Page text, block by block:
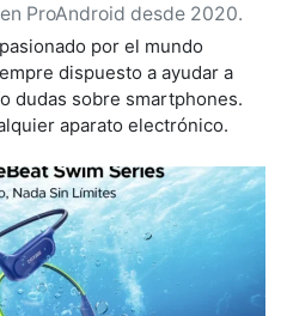
ProAndroid desde 2020.
por el mundo
dispuesto a ayudar a
dudas sobre smartphones.
aparato electrónico.